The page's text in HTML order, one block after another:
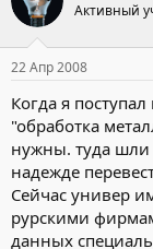
Активный
22 Апр 2008
Когда я
"обработка
нужны. туда шли
надежде
Сейчас универ
рурскими
данных